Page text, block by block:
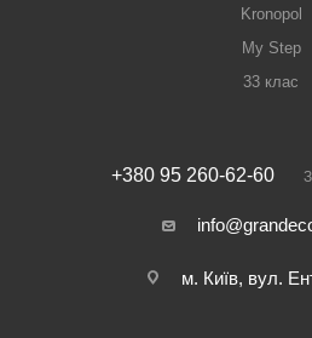
Kronopol
My Step
33 клас
+380 95 260-62-60
м. Київ, вул.